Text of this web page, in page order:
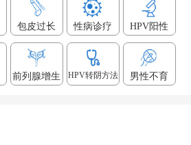
包皮过长 性病诊疗 HPV阳性
前列腺增生 HPV转阴方法 男性不育